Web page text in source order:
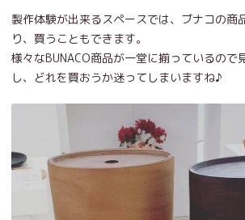
製作体験が出来るスペースでは、ブナコの商
り、買うこともできます。
様々なBUNACO商品が一堂に揃っているので
し、どれを買おうか迷ってしまいますね♪